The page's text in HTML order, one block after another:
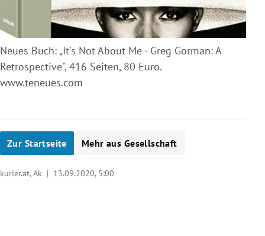
Neues Buch: „It's Not About Me - Greg Gorman: A
Retrospective", 416 Seiten, 80 Euro.
www.teneues.com
Zur Startseite Mehr aus Gesellschaft
kurier.at, Ak | 13.09.2020, 5:00